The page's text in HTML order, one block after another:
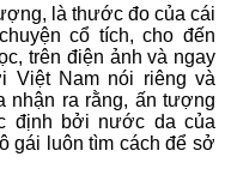
là thước đo của cái
cổ tích, cho đến
trên điện ảnh và ngay
Việt Nam nói riêng và
nhận ra rằng, ấn tượng
định bởi nước da của
gái luôn tìm cách để sở